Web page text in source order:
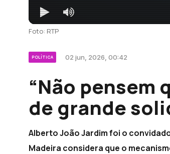
Foto: RTP
POLÍTICA 02 jun, 2026, 00:42
“Não pensem
de grande
Alberto João Jardim foi o
Madeira considera que o